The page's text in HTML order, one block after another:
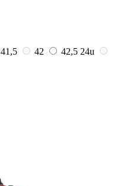
41,5 42 42,5 24u